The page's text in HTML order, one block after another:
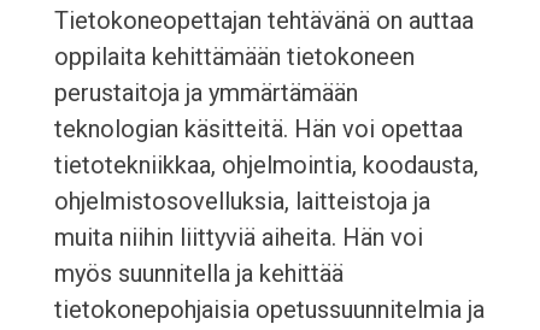
Tietokoneopettajan tehtävänä on auttaa
oppilaita kehittämään tietokoneen
perustaitoja ja ymmärtämään
teknologian käsitteitä. Hän voi opettaa
tietotekniikkaa, ohjelmointia, koodausta,
ohjelmistosovelluksia, laitteistoja ja
muita niihin liittyviä aiheita. Hän voi
myös suunnitella ja kehittää
tietokonepohjaisia opetussuunnitelmia ja